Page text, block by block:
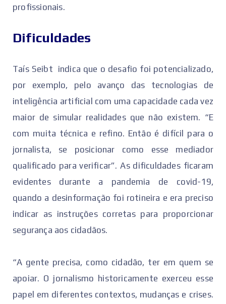
profissionais.
Dificuldades
Taís Seibt indica que o desafio foi potencializado,
por exemplo, pelo avanço das tecnologias de
inteligência artificial com uma capacidade cada vez
maior de simular realidades que não existem. “E
com muita técnica e refino. Então é difícil para o
jornalista, se posicionar como esse mediador
qualificado para verificar”. As dificuldades ficaram
evidentes durante a pandemia de covid-19,
quando a desinformação foi rotineira e era preciso
indicar as instruções corretas para proporcionar
segurança aos cidadãos.
“A gente precisa, como cidadão, ter em quem se
apoiar. O jornalismo historicamente exerceu esse
papel em diferentes contextos, mudanças e crises.